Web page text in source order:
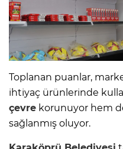
Toplanan puanlar,
ihtiyaç ürünlerinde
çevre korunuyor hem
sağlanmış oluyor.